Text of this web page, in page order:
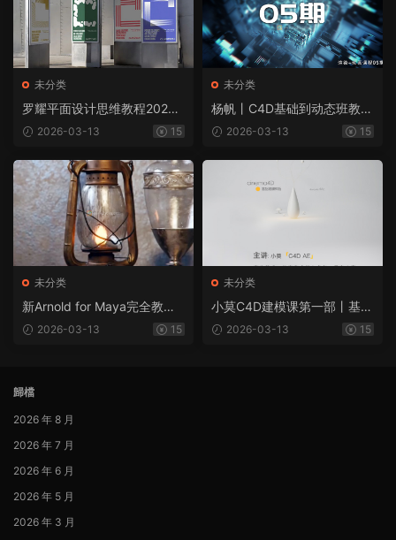
未分类
罗耀平面设计思维教程2020
年（高清画质无素材）
2026-03-13 15
未分类
杨帆丨C4D基础到动态班教程
第五期2021年（高清画质带
2026-03-13 15
未分类
新Arnold for Maya完全教
学：核心基础（画质高清无素
2026-03-13 15
未分类
小莫C4D建模课第一部丨基础
技能入门（画质清晰无素材）
2026-03-13 15
歸檔
2026 年 8 月
2026 年 7 月
2026 年 6 月
2026 年 5 月
2026 年 3 月